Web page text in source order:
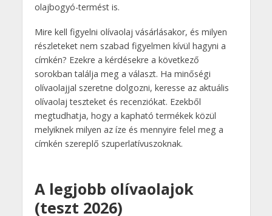
olajbogyó-termést is.
Mire kell figyelni olívaolaj vásárlásakor, és milyen
részleteket nem szabad figyelmen kívül hagyni a
címkén? Ezekre a kérdésekre a következő
sorokban találja meg a választ. Ha minőségi
olívaolajjal szeretne dolgozni, keresse az aktuális
olívaolaj teszteket és recenziókat. Ezekből
megtudhatja, hogy a kapható termékek közül
melyiknek milyen az íze és mennyire felel meg a
címkén szereplő szuperlatívuszoknak.
A legjobb olívaolajok
(teszt 2026)